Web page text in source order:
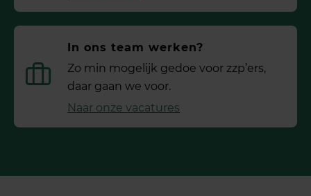
In ons team werken?
Zo min mogelijk gedoe voor ­zzp’ers,
daar gaan we voor.
Naar onze vacatures